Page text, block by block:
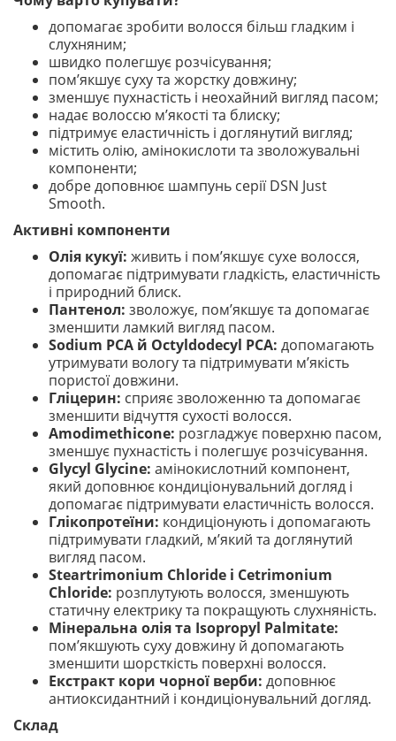
допомагає зробити волосся більш гладким і
слухняним;
швидко полегшує розчісування;
пом’якшує суху та жорстку довжину;
зменшує пухнастість і неохайний вигляд пасом;
надає волоссю м’якості та блиску;
підтримує еластичність і доглянутий вигляд;
містить олію, амінокислоти та зволожувальні
компоненти;
добре доповнює шампунь серії DSN Just
Smooth.
Активні компоненти
Олія кукуї: живить і пом’якшує сухе волосся,
допомагає підтримувати гладкість, еластичність
і природний блиск.
Пантенол: зволожує, пом’якшує та допомагає
зменшити ламкий вигляд пасом.
Sodium PCA й Octyldodecyl PCA: допомагають
утримувати вологу та підтримувати м’якість
пористої довжини.
Гліцерин: сприяє зволоженню та допомагає
зменшити відчуття сухості волосся.
Amodimethicone: розгладжує поверхню пасом,
зменшує пухнастість і полегшує розчісування.
Glycyl Glycine: амінокислотний компонент,
який доповнює кондиціонувальний догляд і
допомагає підтримувати еластичність волосся.
Глікопротеїни: кондиціонують і допомагають
підтримувати гладкий, м’який та доглянутий
вигляд пасом.
Steartrimonium Chloride і Cetrimonium
Chloride: розплутують волосся, зменшують
статичну електрику та покращують слухняність.
Мінеральна олія та Isopropyl Palmitate:
пом’якшують суху довжину й допомагають
зменшити шорсткість поверхні волосся.
Екстракт кори чорної верби: доповнює
антиоксидантний і кондиціонувальний догляд.
Склад